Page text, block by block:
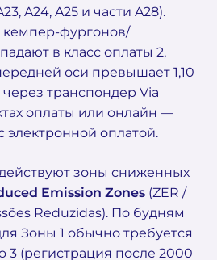
A24, A25 и части A28).
фургонов/
в класс оплаты 2,
оси превышает 1,10
транспондер Via
оплаты или онлайн —
электронной оплатой.
зоны сниженных
Emission Zones (ZER /
Reduzidas). По будням
Зоны 1 обычно требуется
(регистрация после 2000